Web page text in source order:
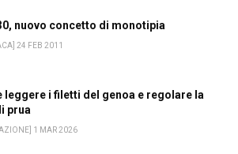
nuovo concetto di monotipia
24 FEB 2011
leggere i filetti del genoa e regolare la
prua
1 MAR 2026